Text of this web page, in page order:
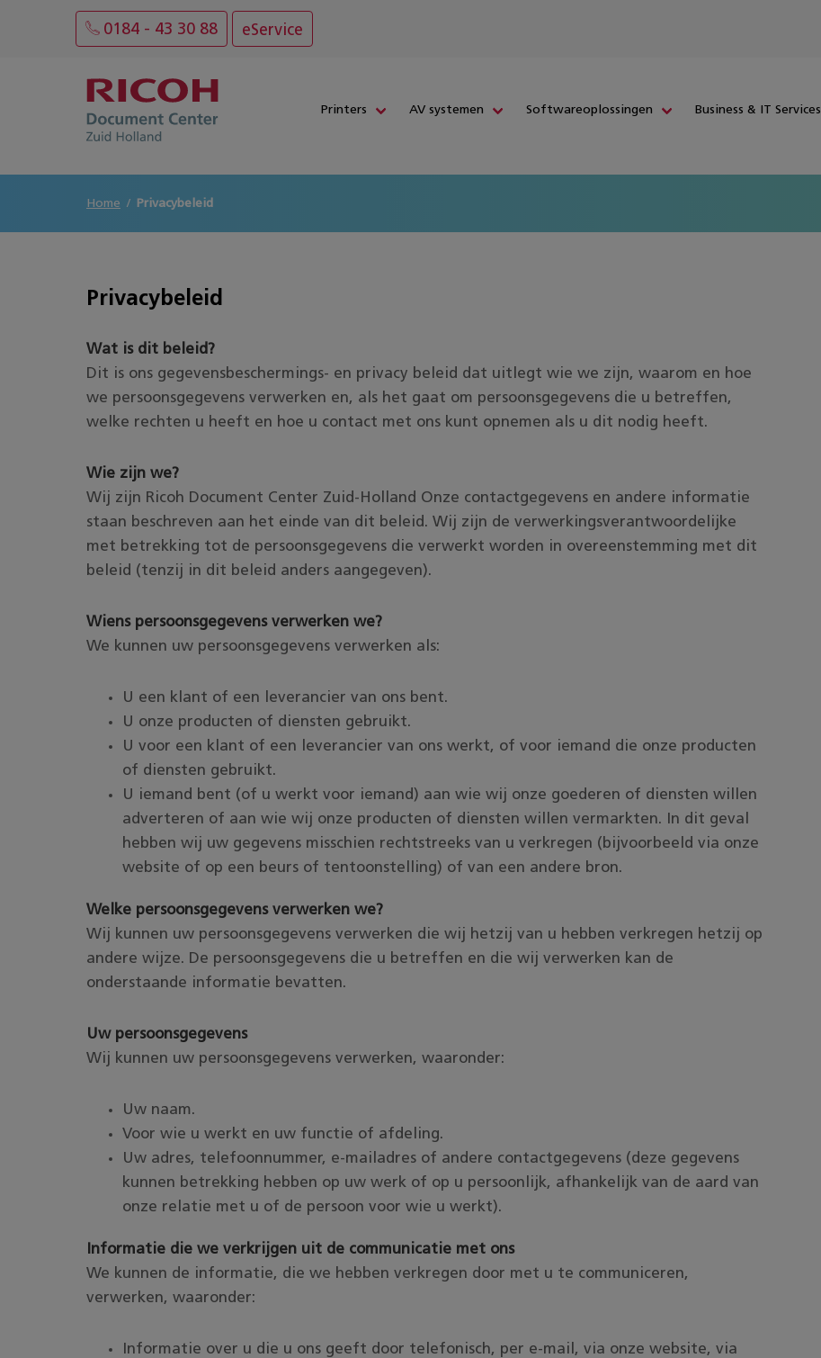
0184 - 43 30 88 eService
Printers AV systemen Softwareoplossingen Business & IT Services
Home Privacybeleid
Privacybeleid
Wat is dit beleid?
Dit is ons gegevensbeschermings- en privacy beleid dat uitlegt wie we zijn, waarom en hoe
we persoonsgegevens verwerken en, als het gaat om persoonsgegevens die u betreffen,
welke rechten u heeft en hoe u contact met ons kunt opnemen als u dit nodig heeft.
Wie zijn we?
Wij zijn Ricoh Document Center Zuid-Holland Onze contactgegevens en andere informatie
staan beschreven aan het einde van dit beleid. Wij zijn de verwerkingsverantwoordelijke
met betrekking tot de persoonsgegevens die verwerkt worden in overeenstemming met dit
beleid (tenzij in dit beleid anders aangegeven).
Wiens persoonsgegevens verwerken we?
We kunnen uw persoonsgegevens verwerken als:
U een klant of een leverancier van ons bent.
U onze producten of diensten gebruikt.
U voor een klant of een leverancier van ons werkt, of voor iemand die onze producten
of diensten gebruikt.
U iemand bent (of u werkt voor iemand) aan wie wij onze goederen of diensten willen
adverteren of aan wie wij onze producten of diensten willen vermarkten. In dit geval
hebben wij uw gegevens misschien rechtstreeks van u verkregen (bijvoorbeeld via onze
website of op een beurs of tentoonstelling) of van een andere bron.
Welke persoonsgegevens verwerken we?
Wij kunnen uw persoonsgegevens verwerken die wij hetzij van u hebben verkregen hetzij op
andere wijze. De persoonsgegevens die u betreffen en die wij verwerken kan de
onderstaande informatie bevatten.
Uw persoonsgegevens
Wij kunnen uw persoonsgegevens verwerken, waaronder:
Uw naam.
Voor wie u werkt en uw functie of afdeling.
Uw adres, telefoonnummer, e-mailadres of andere contactgegevens (deze gegevens
kunnen betrekking hebben op uw werk of op u persoonlijk, afhankelijk van de aard van
onze relatie met u of de persoon voor wie u werkt).
Informatie die we verkrijgen uit de communicatie met ons
We kunnen de informatie, die we hebben verkregen door met u te communiceren,
verwerken, waaronder:
Informatie over u die u ons geeft door telefonisch, per e-mail, via onze website, via